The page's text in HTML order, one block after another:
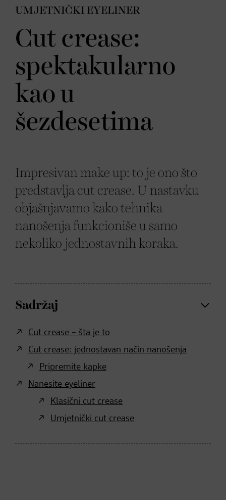
UMJETNIČKI EYELINER
Cut crease:
spektakularno
kao u
šezdesetima
Impresivan make up: to je ono što
predstavlja cut crease. U nastavku
objašnjavamo kako tehnika
nanošenja funkcioniše u samo
nekoliko jednostavnih koraka.
Sadržaj
Cut crease – šta je to
Cut crease: jednostavan način nanošenja
Pripremite kapke
Nanesite eyeliner
Klasični cut crease
Umjetnički cut crease